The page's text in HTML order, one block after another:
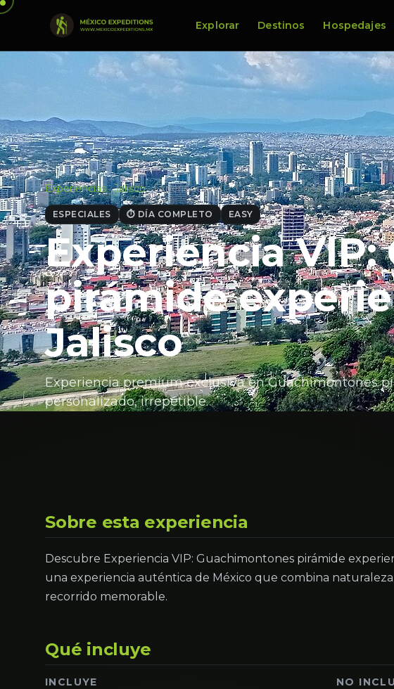
Explorar Destinos Hospedajes
Experiencias · Jalisco · Experiencia VIP: Guachimontones pirámide…
ESPECIALES ⏱ DÍA COMPLETO EASY
Experiencia
pirámide
Jalisco
Experiencia premium exclusiva en Guachimontones
personalizado, irrepetible.
Sobre esta experiencia
Descubre Experiencia VIP: Guachimontones pirámide
una experiencia auténtica de México que combina
recorrido memorable.
Qué incluye
INCLUYE NO